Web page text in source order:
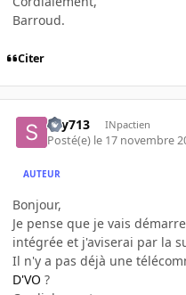
Barroud.
Citer
sky713 INpactien
Posté(e) le 17 novembre
AUTEUR
Bonjour,
Je pense que je vais
intégrée et j'aviserai par la
Il n'y a pas déjà une
D'VO ?